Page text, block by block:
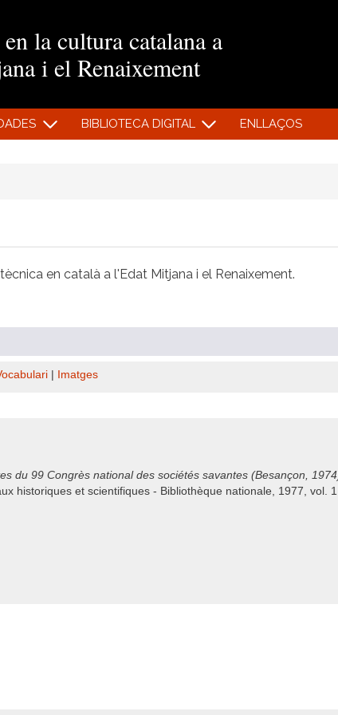
la cultura catalana a
i el Renaixement
BIBLIOTECA DIGITAL ENLLAÇOS
en català a l'Edat Mitjana i el Renaixement.
Imatges
du 99 Congrès national des sociétés savantes (Besançon,
historiques et scientifiques - Bibliothèque nationale, 1977, vol.